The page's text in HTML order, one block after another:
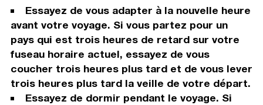
Essayez de vous adapter à la nouvelle heure
avant votre voyage. Si vous partez pour un
pays qui est trois heures de retard sur votre
fuseau horaire actuel, essayez de vous
coucher trois heures plus tard et de vous lever
trois heures plus tard la veille de votre départ.
Essayez de dormir pendant le voyage. Si